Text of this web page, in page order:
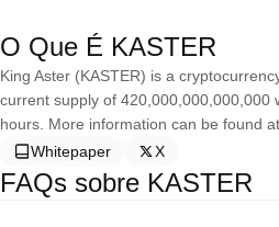
O Que É KASTER
King Aster (KASTER) is a
current supply of 420,000,000,000,000
hours. More information can be found
Whitepaper
X
FAQs sobre KASTER